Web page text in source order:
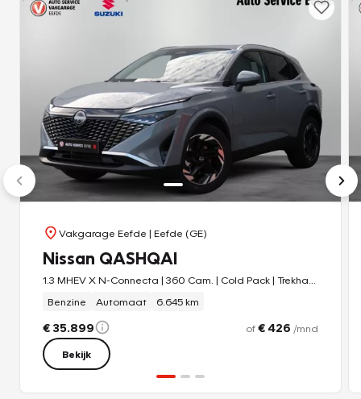
Vakgarage Eefde | Eefde (GE)
Nissan QASHQAI
Benzine
Automaat 6.645 km
€ 35.899 of€ 426 /mnd
Bekijk